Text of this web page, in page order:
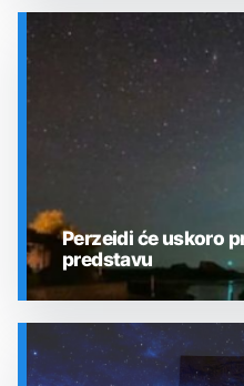
SVEMIR
Perzeidi će uskoro
predstavu